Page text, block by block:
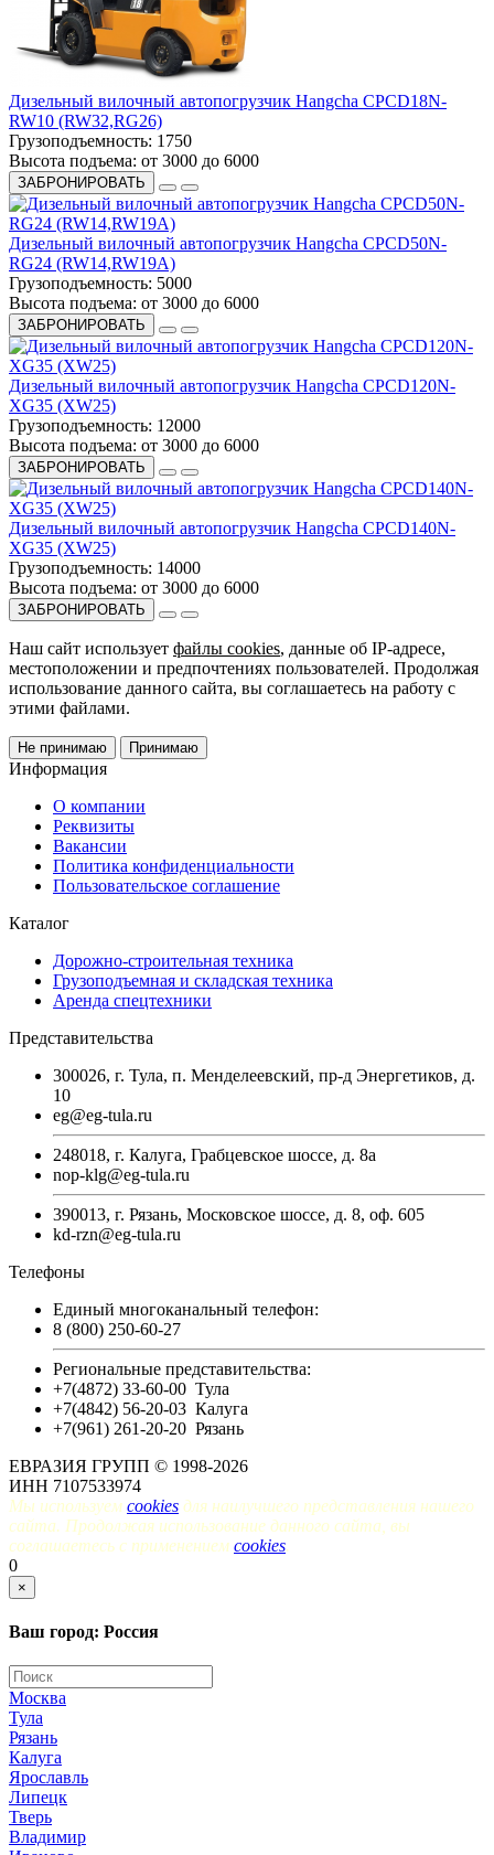
Дизельный вилочный автопогрузчик Hangcha CPCD18N-
RW10 (RW32,RG26)
Грузоподъемность: 1750
Высота подъема: от 3000 до 6000
ЗАБРОНИРОВАТЬ
Дизельный вилочный автопогрузчик Hangcha CPCD50N-
RG24 (RW14,RW19A)
Грузоподъемность: 5000
Высота подъема: от 3000 до 6000
ЗАБРОНИРОВАТЬ
Дизельный вилочный автопогрузчик Hangcha CPCD120N-
XG35 (XW25)
Грузоподъемность: 12000
Высота подъема: от 3000 до 6000
ЗАБРОНИРОВАТЬ
Дизельный вилочный автопогрузчик Hangcha CPCD140N-
XG35 (XW25)
Грузоподъемность: 14000
Высота подъема: от 3000 до 6000
ЗАБРОНИРОВАТЬ
Наш сайт использует файлы cookies, данные об IP-адресе,
местоположении и предпочтениях пользователей. Продолжая
использование данного сайта, вы соглашаетесь на работу с
этими файлами.
Не принимаю Принимаю
Информация
О компании
Реквизиты
Вакансии
Политика конфиденциальности
Пользовательское соглашение
Каталог
Дорожно-строительная техника
Грузоподъемная и складская техника
Аренда спецтехники
Представительства
300026, г. Тула, п. Менделеевский, пр-д Энергетиков, д.
10
eg@eg-tula.ru
248018, г. Калуга, Грабцевское шоссе, д. 8а
nop-klg@eg-tula.ru
390013, г. Рязань, Московское шоссе, д. 8, оф. 605
kd-rzn@eg-tula.ru
Телефоны
Единый многоканальный телефон:
8 (800) 250-60-27
Региональные представительства:
+7(4872) 33-60-00 Тула
+7(4842) 56-20-03 Калуга
+7(961) 261-20-20 Рязань
ЕВРАЗИЯ ГРУПП © 1998-2026
ИНН 7107533974
Мы используем cookies для наилучшего представления нашего
сайта. Продолжая использование данного сайта, вы
соглашаетесь с применением cookies.
0
×
Ваш город: Россия
Москва
Тула
Рязань
Калуга
Ярославль
Липецк
Тверь
Владимир